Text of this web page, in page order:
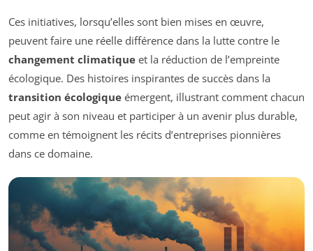
Ces initiatives, lorsqu’elles sont bien mises en œuvre,
peuvent faire une réelle différence dans la lutte contre le
changement climatique et la réduction de l’empreinte
écologique. Des histoires inspirantes de succès dans la
transition écologique émergent, illustrant comment chacun
peut agir à son niveau et participer à un avenir plus durable,
comme en témoignent les récits d’entreprises pionnières
dans ce domaine.